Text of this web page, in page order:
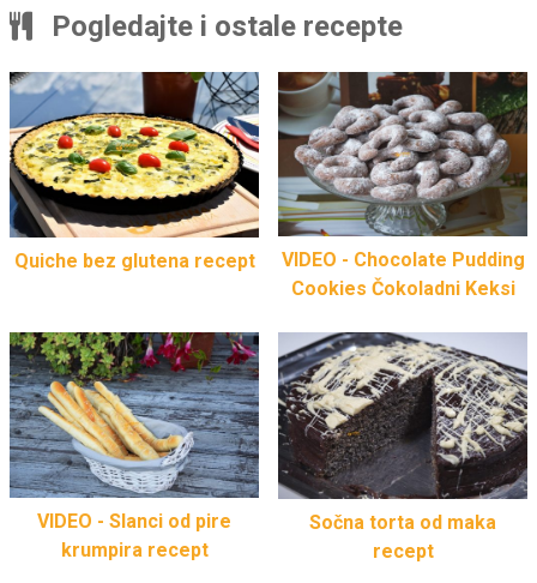
Pogledajte i ostale recepte
Quiche bez glutena recept
VIDEO - Chocolate Pudding
Cookies Čokoladni Keksi
VIDEO - Slanci od pire
krumpira recept
Sočna torta od maka
recept